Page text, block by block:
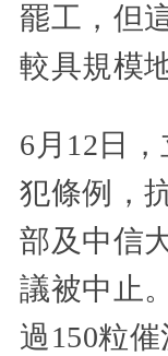
罷工，但
較具規模
6月12日
犯條例，
部及中信
議被中止
過150粒